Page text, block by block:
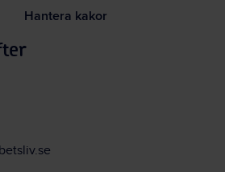
Hantera kakor